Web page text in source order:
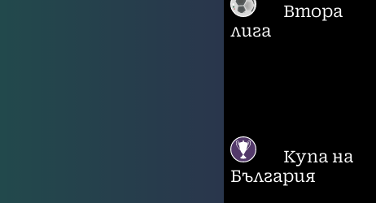
Втора
лига
Купа на
България